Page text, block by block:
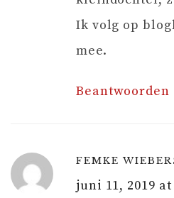
Ik volg op
mee.
Beantwoorden
FEMKE
juni 11, 2019